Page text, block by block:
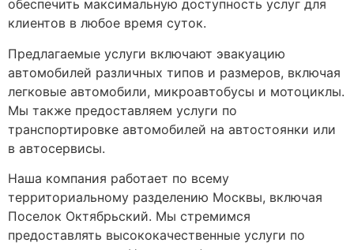
обеспечить максимальную доступность услуг для
клиентов в любое время суток.
Предлагаемые услуги включают эвакуацию
автомобилей различных типов и размеров, включая
легковые автомобили, микроавтобусы и мотоциклы.
Мы также предоставляем услуги по
транспортировке автомобилей на автостоянки или
в автосервисы.
Наша компания работает по всему
территориальному разделению Москвы, включая
Поселок Октябрьский. Мы стремимся
предоставлять высококачественные услуги по